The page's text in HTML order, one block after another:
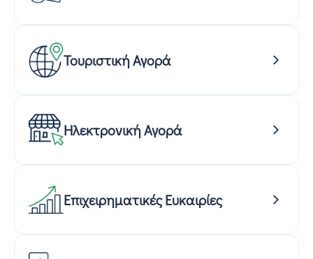
Τουριστική Αγορά
Ηλεκτρονική Αγορά
Επιχειρηματικές Ευκαιρίες